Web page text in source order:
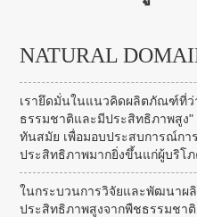
NATURAL
เรายึดมั่นในแนวคิดผลิตภัณฑ์ที่ว่
ธรรมชาติและมีประสิทธิภาพสูง
ทันสมัย เพื่อมอบประสบการณ์ก
ประสิทธิภาพมากยิ่งขึ้นแก่ผู้บริโภ
ในกระบวนการวิจัยและพัฒนาผ
ประสิทธิภาพสูงจากพืชธรรมชา